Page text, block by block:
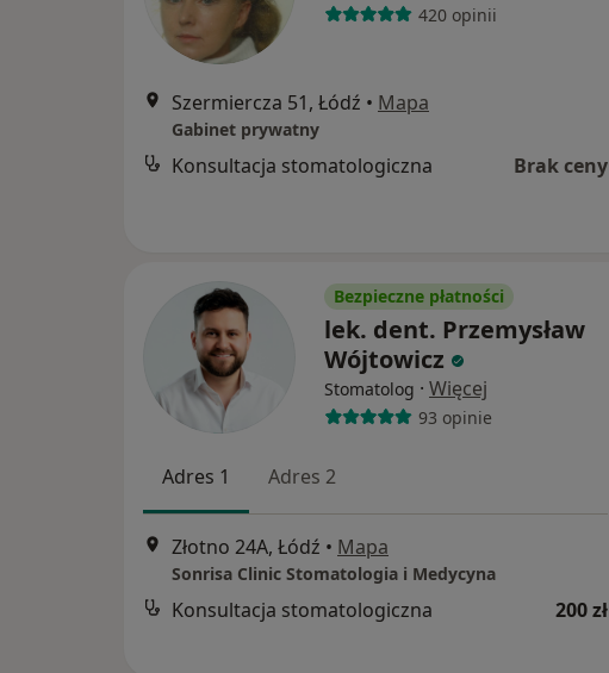
420 opinii
Szermiercza 51, Łódź • Mapa
Gabinet prywatny
Konsultacja stomatologiczna Brak ceny
Bezpieczne płatności
lek. dent. Przemysław
Wójtowicz
Stomatolog · Więcej
93 opinie
Adres 1 Adres 2
Złotno 24A, Łódź • Mapa
Sonrisa Clinic Stomatologia i Medycyna
Konsultacja stomatologiczna 200 zł